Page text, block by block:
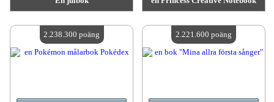
Antal tillgängliga:4
Antal tillgängliga:4
2.238.300 poäng 2.221.600 poäng